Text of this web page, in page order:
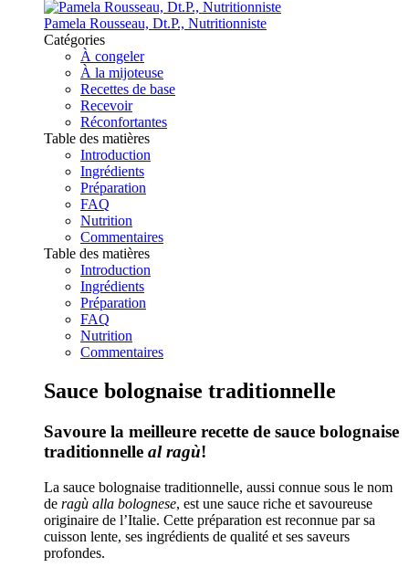
Pamela Rousseau, Dt.P., Nutritionniste
Catégories
À congeler
À la mijoteuse
Recettes de base
Recevoir
Réconfortantes
Table des matières
Introduction
Ingrédients
Préparation
FAQ
Nutrition
Commentaires
Table des matières
Introduction
Ingrédients
Préparation
FAQ
Nutrition
Commentaires
Sauce bolognaise traditionnelle
Savoure la meilleure recette de sauce bolognaise
traditionnelle al ragù!
La sauce bolognaise traditionnelle, aussi connue sous le nom
de ragù alla bolognese, est une sauce riche et savoureuse
originaire de l’Italie. Cette préparation est reconnue par sa
cuisson lente, ses ingrédients de qualité et ses saveurs
profondes.